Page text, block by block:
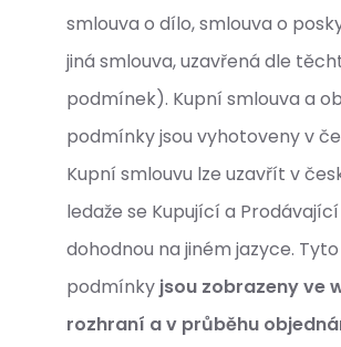
smlouva o dílo, smlouva o
jiná smlouva, uzavřená dle
podmínek). Kupní smlouva a
podmínky jsou vyhotoveny v
Kupní smlouvu lze uzavřít v
ledaže se Kupující a
dohodnou na jiném jazyce.
podmínky jsou zobrazeny ve
rozhraní a v průběhu